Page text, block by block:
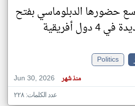
حضورها الدبلوماسي بفتح
أفريقية
Politics
Jun 30, 2026
منذ شهر
عدد الكلمات: ٢٢٨